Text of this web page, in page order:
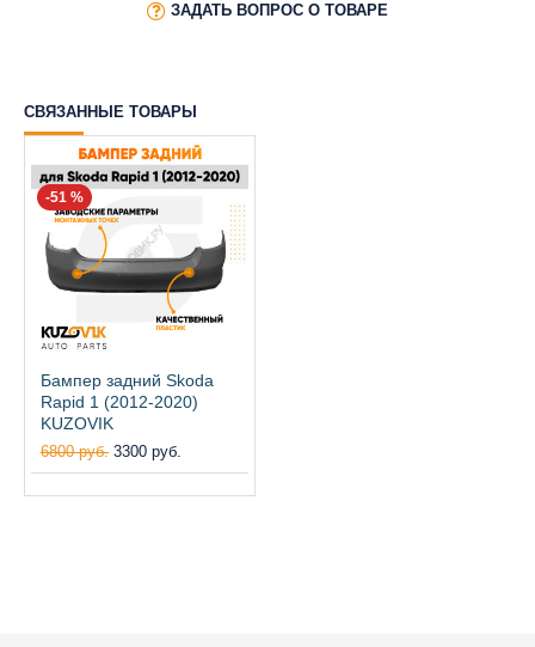
ЗАДАТЬ ВОПРОС О ТОВАРЕ
СВЯЗАННЫЕ ТОВАРЫ
-51 %
Бампер задний Skoda
Rapid 1 (2012-2020)
KUZOVIK
6800 руб. 3300 руб.